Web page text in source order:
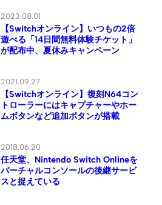
2023.08.01
【Switchオンライン】いつもの2倍
遊べる「14日間無料体験チケット」
が配布中、夏休みキャンペーン
2021.09.27
【Switchオンライン】復刻N64コン
トローラーにはキャプチャーやホー
ムボタンなど追加ボタンが搭載
2018.06.20
任天堂、Nintendo Switch Onlineを
バーチャルコンソールの後継サービ
スと捉えている